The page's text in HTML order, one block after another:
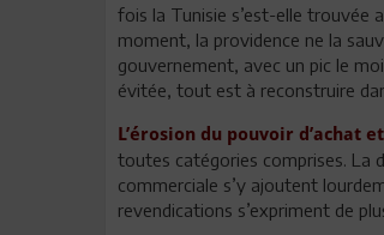
fois la Tunisie s’est-elle trouvée
moment, la providence ne la
gouvernement, avec un pic le
évitée, tout est à reconstruire
L’érosion du pouvoir d’achat
toutes catégories comprises. La
commerciale s’y ajoutent
revendications s’expriment de